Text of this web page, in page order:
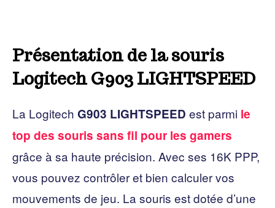
Présentation de la souris
Logitech G903 LIGHTSPEED
La Logitech G903 LIGHTSPEED est parmi le
top des souris sans fil pour les gamers
grâce à sa haute précision. Avec ses 16K PPP,
vous pouvez contrôler et bien calculer vos
mouvements de jeu. La souris est dotée d’une